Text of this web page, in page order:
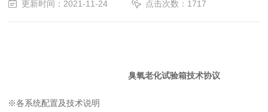
更新时间：2021-11-24 点击次数：1717
臭氧老化试验箱技术协议
※各系统配置及技术说明